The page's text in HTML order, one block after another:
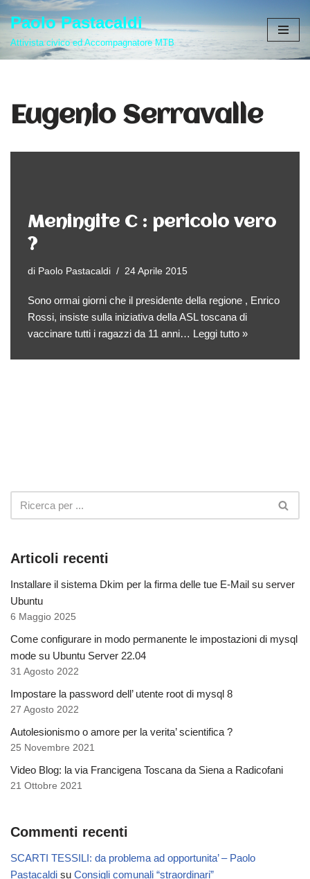
Vai
Paolo Pastacaldi
Attivista civico ed Accompagnatore MTB
Eugenio Serravalle
Meningite C : pericolo vero
?
di Paolo Pastacaldi 24 Aprile 2015
Sono ormai giorni che il presidente della regione , Enrico
Rossi, insiste sulla iniziativa della ASL toscana di
vaccinare tutti i ragazzi da 11 anni… Leggi tutto »
Articoli recenti
Installare il sistema Dkim per la firma delle tue E-Mail su server
Ubuntu
6 Maggio 2025
Come configurare in modo permanente le impostazioni di mysql
mode su Ubuntu Server 22.04
31 Agosto 2022
Impostare la password dell’ utente root di mysql 8
27 Agosto 2022
Autolesionismo o amore per la verita’ scientifica ?
25 Novembre 2021
Video Blog: la via Francigena Toscana da Siena a Radicofani
21 Ottobre 2021
Commenti recenti
SCARTI TESSILI: da problema ad opportunita’ – Paolo
Pastacaldi su Consigli comunali “straordinari”